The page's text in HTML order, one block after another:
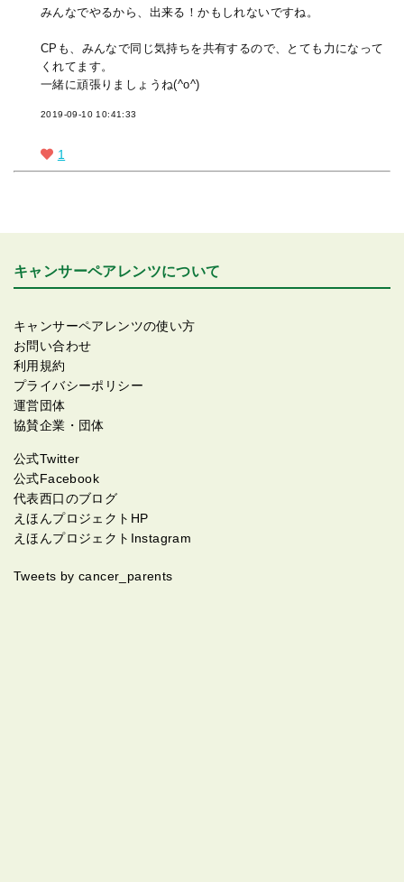
みんなでやるから、出来る！かもしれないですね。
CPも、みんなで同じ気持ちを共有するので、とても力になって
くれてます。
一緒に頑張りましょうね(^o^)
2019-09-10 10:41:33
1
キャンサーペアレンツについて
キャンサーペアレンツの使い方
お問い合わせ
利用規約
プライバシーポリシー
運営団体
協賛企業・団体
公式Twitter
公式Facebook
代表西口のブログ
えほんプロジェクトHP
えほんプロジェクトInstagram
Tweets by cancer_parents